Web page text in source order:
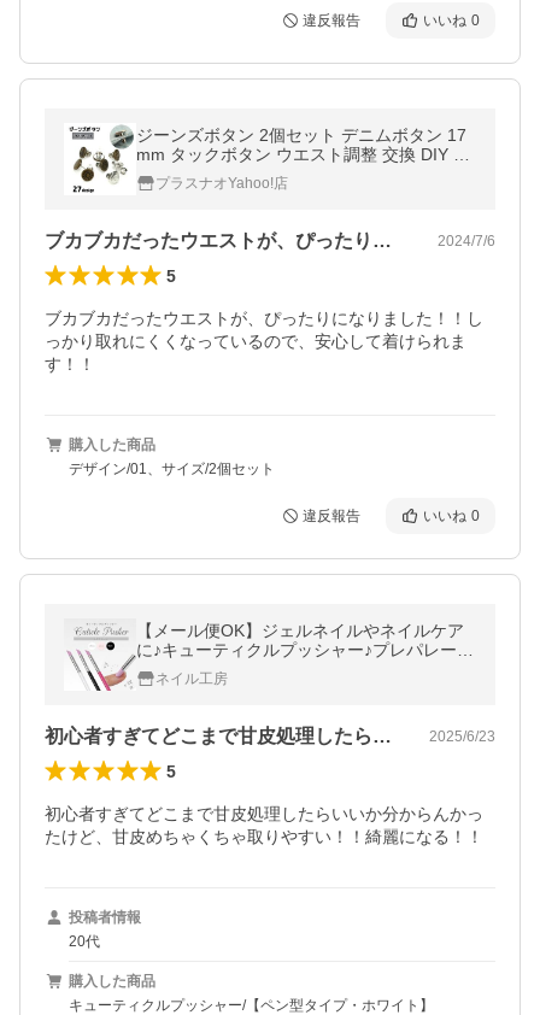
違反報告 いいね 0
ジーンズボタン 2個セット デニムボタン 17
mm タックボタン ウエスト調整 交換 DIY 取
付け簡単 お直し 柄入り 付け替え リメイク
おしゃれ
プラスナオYahoo!店
ブカブカだったウエストが、ぴったりにな… 2024/7/6
5
ブカブカだったウエストが、ぴったりになりました！！し
っかり取れにくくなっているので、安心して着けられま
す！！
購入した商品
デザイン/01、サイズ/2個セット
違反報告 いいね 0
【メール便OK】ジェルネイルやネイルケア
に♪キューティクルプッシャー♪プレパレーシ
ョンで美しい爪に
ネイル工房
初心者すぎてどこまで甘皮処理したらいい… 2025/6/23
5
初心者すぎてどこまで甘皮処理したらいいか分からんかっ
たけど、甘皮めちゃくちゃ取りやすい！！綺麗になる！！
投稿者情報
20代
購入した商品
キューティクルプッシャー/【ペン型タイプ・ホワイト】